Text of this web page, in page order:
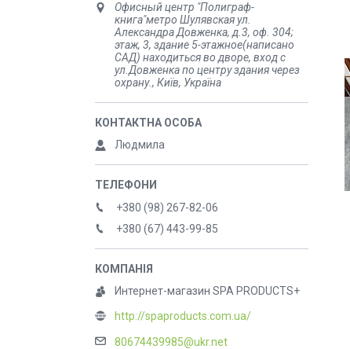
Офисный центр "Полиграф-
книга"метро Шулявская ул.
Александра Довженка, д.3, оф. 304;
этаж, 3, здание 5-этажное(написано
САД) находиться во дворе, вход с
ул.Довженка по центру здания через
охрану., Київ, Україна
Людмила
+380 (98) 267-82-06
+380 (67) 443-99-85
Интернет-магазин SPA PRODUCTS+
http://spaproducts.com.ua/
80674439985@ukr.net